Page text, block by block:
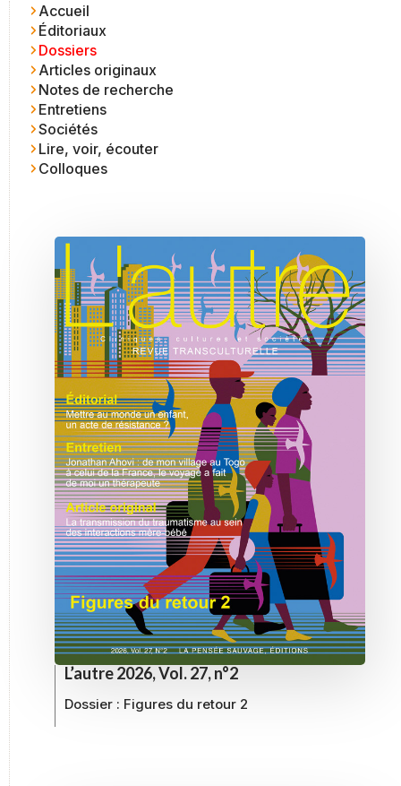
Accueil
Éditoriaux
Dossiers
Articles originaux
Notes de recherche
Entretiens
Sociétés
Lire, voir, écouter
Colloques
L’autre 2026, Vol. 27, n°2
Dossier : Figures du retour 2